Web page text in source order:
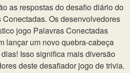
as respostas do desafio diário do
Conectadas. Os desenvolvedores
jogo Palavras Conectadas
lançar um novo quebra-cabeça
Isso significa mais diversão
deste desafiador jogo de trivia.